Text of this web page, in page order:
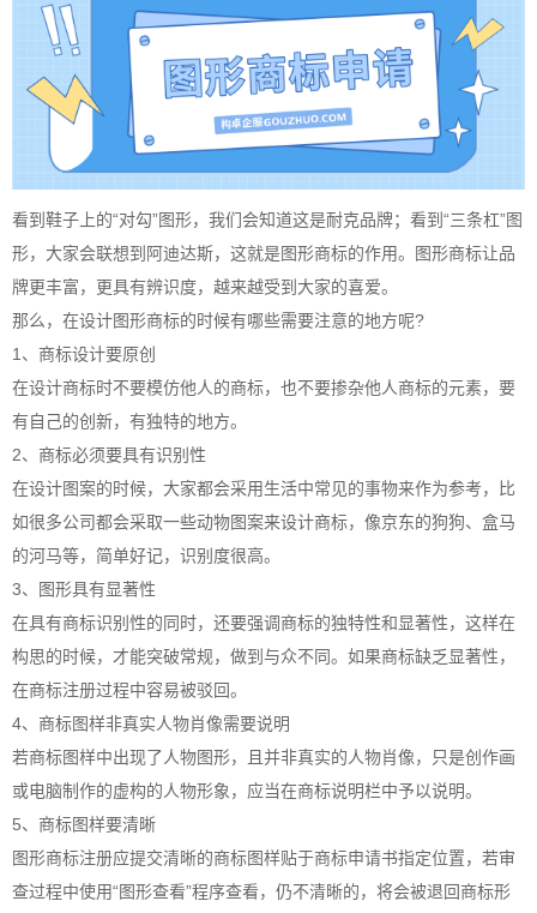
看到鞋子上的“对勾”图形，我们会知道这是耐克品牌；看到“三条杠”图
形，大家会联想到阿迪达斯，这就是图形商标的作用。图形商标让品
牌更丰富，更具有辨识度，越来越受到大家的喜爱。
那么，在设计图形商标的时候有哪些需要注意的地方呢?
1、商标设计要原创
在设计商标时不要模仿他人的商标，也不要掺杂他人商标的元素，要
有自己的创新，有独特的地方。
2、商标必须要具有识别性
在设计图案的时候，大家都会采用生活中常见的事物来作为参考，比
如很多公司都会采取一些动物图案来设计商标，像京东的狗狗、盒马
的河马等，简单好记，识别度很高。
3、图形具有显著性
在具有商标识别性的同时，还要强调商标的独特性和显著性，这样在
构思的时候，才能突破常规，做到与众不同。如果商标缺乏显著性，
在商标注册过程中容易被驳回。
4、商标图样非真实人物肖像需要说明
若商标图样中出现了人物图形，且并非真实的人物肖像，只是创作画
或电脑制作的虚构的人物形象，应当在商标说明栏中予以说明。
5、商标图样要清晰
图形商标注册应提交清晰的商标图样贴于商标申请书指定位置，若审
查过程中使用“图形查看”程序查看，仍不清晰的，将会被退回商标形